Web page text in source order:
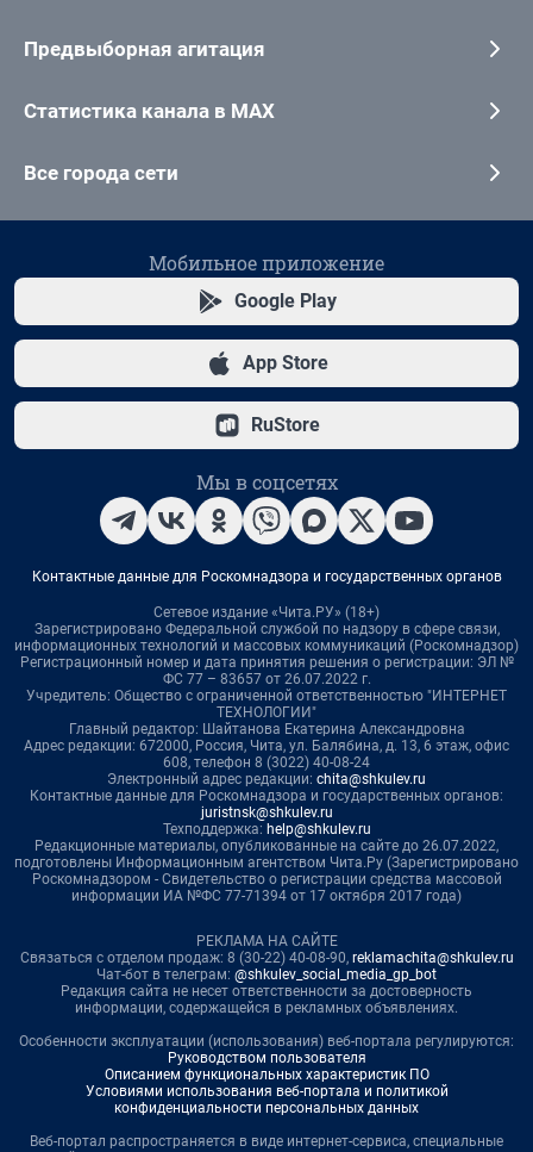
Предвыборная агитация
Статистика канала в MAX
Все города сети
Мобильное приложение
Google Play
App Store
RuStore
Мы в соцсетях
Контактные данные для Роскомнадзора и государственных органов
Сетевое издание «Чита.РУ» (18+)
Зарегистрировано Федеральной службой по надзору в сфере связи,
информационных технологий и массовых коммуникаций (Роскомнадзор)
Регистрационный номер и дата принятия решения о регистрации: ЭЛ №
ФС 77 – 83657 от 26.07.2022 г.
Учредитель: Общество с ограниченной ответственностью "ИНТЕРНЕТ
ТЕХНОЛОГИИ"
Главный редактор: Шайтанова Екатерина Александровна
Адрес редакции: 672000, Россия, Чита, ул. Балябина, д. 13, 6 этаж, офис
608, телефон 8 (3022) 40-08-24
Электронный адрес редакции: chita@shkulev.ru
Контактные данные для Роскомнадзора и государственных органов:
juristnsk@shkulev.ru
Техподдержка: help@shkulev.ru
Редакционные материалы, опубликованные на сайте до 26.07.2022,
подготовлены Информационным агентством Чита.Ру (Зарегистрировано
Роскомнадзором - Свидетельство о регистрации средства массовой
информации ИА №ФС 77-71394 от 17 октября 2017 года)
РЕКЛАМА НА САЙТЕ
Связаться с отделом продаж: 8 (30-22) 40-08-90, reklamachita@shkulev.ru
Чат-бот в телеграм: @shkulev_social_media_gp_bot
Редакция сайта не несет ответственности за достоверность
информации, содержащейся в рекламных объявлениях.
Особенности эксплуатации (использования) веб-портала регулируются:
Руководством пользователя
Описанием функциональных характеристик ПО
Условиями использования веб-портала и политикой
конфиденциальности персональных данных
Веб-портал распространяется в виде интернет-сервиса, специальные